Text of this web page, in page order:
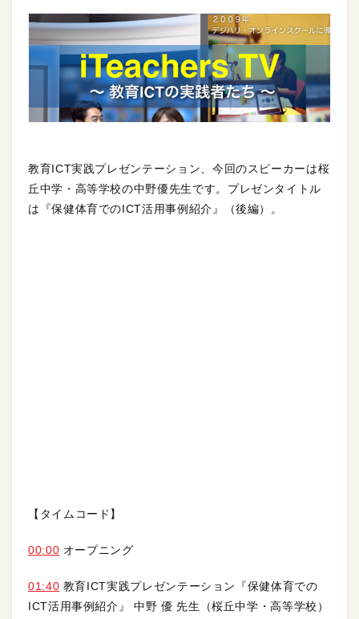
教育ICT実践プレゼンテーション、今回のスピーカーは桜
丘中学・高等学校の中野優先生です。プレゼンタイトル
は『保健体育でのICT活用事例紹介』（後編）。
【タイムコード】
00:00 オープニング
01:40 教育ICT実践プレゼンテーション『保健体育での
ICT活用事例紹介』 中野 優 先生（桜丘中学・高等学校）